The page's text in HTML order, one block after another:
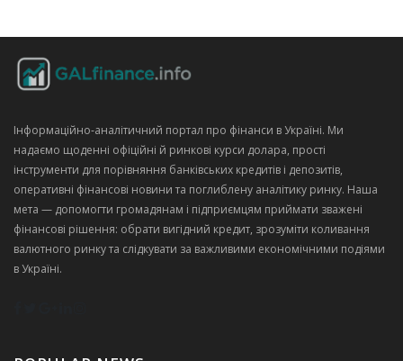
Інформаційно‑аналітичний портал про фінанси в Україні. Ми
надаємо щоденні офіційні й ринкові курси долара, прості
інструменти для порівняння банківських кредитів і депозитів,
оперативні фінансові новини та поглиблену аналітику ринку. Наша
мета — допомогти громадянам і підприємцям приймати зважені
фінансові рішення: обрати вигідний кредит, зрозуміти коливання
валютного ринку та слідкувати за важливими економічними подіями
в Україні.